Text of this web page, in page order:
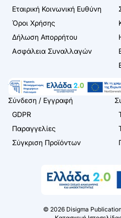
Εταιρική Κοινωνική Ευθύνη
Όροι Χρήσης
Δήλωση Απορρήτου
Ασφάλεια Συναλλαγών
Λογαριασμός
Σύνδεση / Εγγραφή
GDPR
Παραγγελίες
Σύγκριση Προϊόντων
© 2026Disigma